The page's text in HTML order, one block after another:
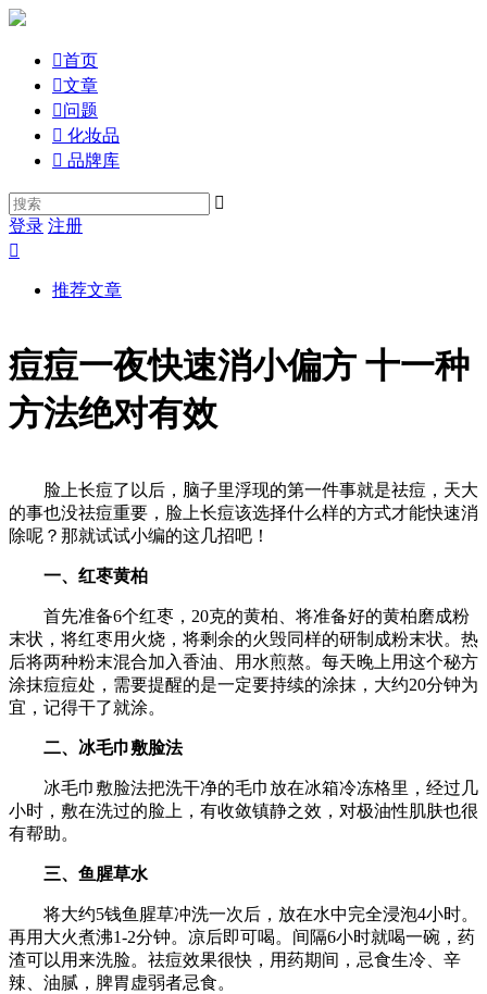
首页
文章
问题
 化妆品
 品牌库

登录 注册

推荐文章
痘痘一夜快速消小偏方 十一种
方法绝对有效
脸上长痘了以后，脑子里浮现的第一件事就是祛痘，天大
的事也没祛痘重要，脸上长痘该选择什么样的方式才能快速消
除呢？那就试试小编的这几招吧！
一、红枣黄柏
首先准备6个红枣，20克的黄柏、将准备好的黄柏磨成粉
末状，将红枣用火烧，将剩余的火毁同样的研制成粉末状。热
后将两种粉末混合加入香油、用水煎熬。每天晚上用这个秘方
涂抹痘痘处，需要提醒的是一定要持续的涂抹，大约20分钟为
宜，记得干了就涂。
二、冰毛巾敷脸法
冰毛巾敷脸法把洗干净的毛巾放在冰箱冷冻格里，经过几
小时，敷在洗过的脸上，有收敛镇静之效，对极油性肌肤也很
有帮助。
三、鱼腥草水
将大约5钱鱼腥草冲洗一次后，放在水中完全浸泡4小时。
再用大火煮沸1-2分钟。凉后即可喝。间隔6小时就喝一碗，药
渣可以用来洗脸。祛痘效果很快，用药期间，忌食生冷、辛
辣、油腻，脾胃虚弱者忌食。